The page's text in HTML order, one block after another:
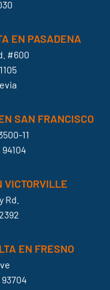
EN PASADENA
#600
SAN FRANCISCO
11
VICTORVILLE
Rd.
EN FRESNO